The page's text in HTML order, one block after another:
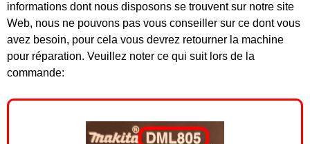
informations dont nous disposons se trouvent sur notre site
Web, nous ne pouvons pas vous conseiller sur ce dont vous
avez besoin, pour cela vous devrez retourner la machine
pour réparation. Veuillez noter ce qui suit lors de la
commande: